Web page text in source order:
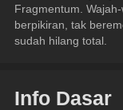
Fragmentum.
berpikiran, tak
sudah hilang total.
Info Dasar